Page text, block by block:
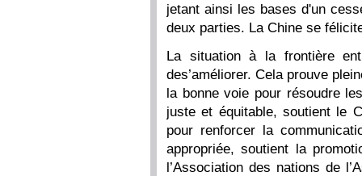
jetant ainsi les bases d'un
deux parties. La Chine se
La situation à la frontière
des’améliorer. Cela prouve
la bonne voie pour résoudre
juste et équitable, soutient le
pour renforcer la
appropriée, soutient la
l’Association des nations de